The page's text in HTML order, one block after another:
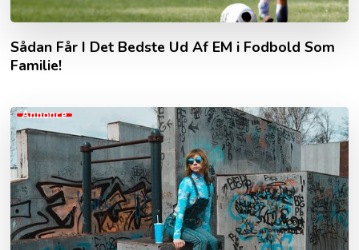
Sådan Får I Det Bedste Ud Af EM i Fodbold Som
Familie!
Annonce